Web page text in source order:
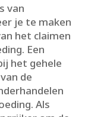
van
je te maken
het claimen
Een
het gehele
de
Als